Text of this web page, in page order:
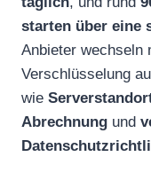
starten über eine
Anbieter wechseln
Verschlüsselung
wie
Abrechnung und